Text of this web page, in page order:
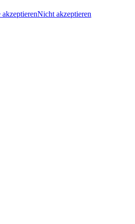
Nicht akzeptieren